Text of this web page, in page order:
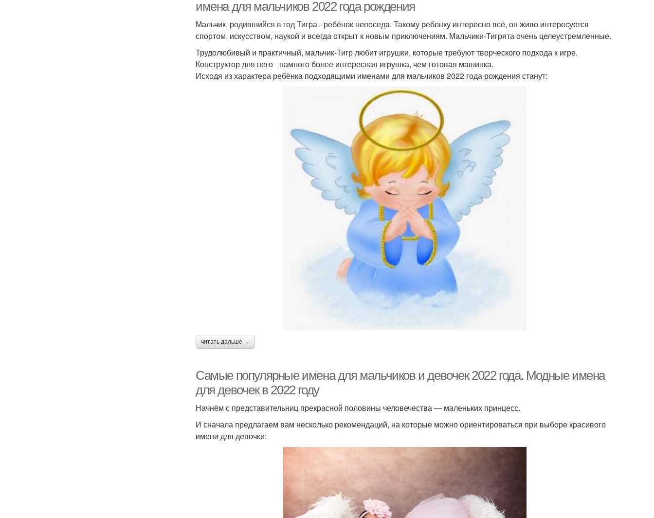
имена для мальчиков 2022 года рождения
Мальчик, родившийся в год Тигра - ребёнок непоседа. Такому ребенку интересно всё, он живо интересуется
спортом, искусством, наукой и всегда открыт к новым приключениям. Мальчики-Тигрята очень целеустремленные.
Трудолюбивый и практичный, мальчик-Тигр любит игрушки, которые требуют творческого подхода к игре.
Конструктор для него - намного более интересная игрушка, чем готовая машинка.
Исходя из характера ребёнка подходящими именами для мальчиков 2022 года рождения станут:
читать дальше →
Самые популярные имена для мальчиков и девочек 2022 года. Модные имена
для девочек в 2022 году
Начнём с представительниц прекрасной половины человечества — маленьких принцесс.
И сначала предлагаем вам несколько рекомендаций, на которые можно ориентироваться при выборе красивого
имени для девочки: